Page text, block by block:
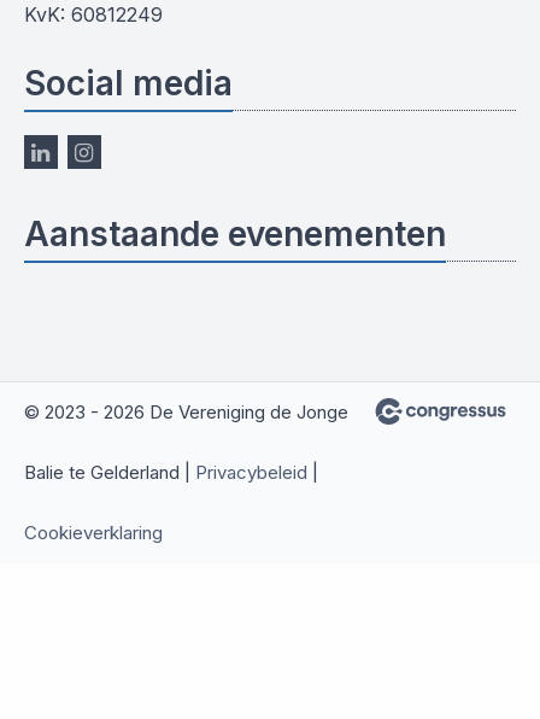
KvK: 60812249
Social media
Aanstaande evenementen
© 2023 - 2026 De Vereniging de Jonge
Balie te Gelderland | Privacybeleid
Cookieverklaring